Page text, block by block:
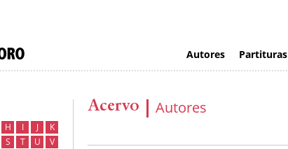
Autores Partituras
H I J
K
S T U
V
Acervo Autores